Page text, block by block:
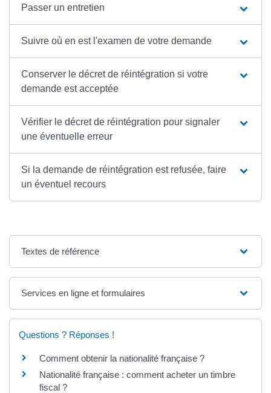
Passer un entretien
Suivre où en est l'examen de votre demande
Conserver le décret de réintégration si votre
demande est acceptée
Vérifier le décret de réintégration pour signaler
une éventuelle erreur
Si la demande de réintégration est refusée, faire
un éventuel recours
Textes de référence
Services en ligne et formulaires
Questions ? Réponses !
Comment obtenir la nationalité française ?
Nationalité française : comment acheter un timbre
fiscal ?